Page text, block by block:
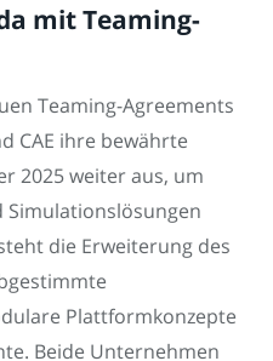
mit Teaming-
Teaming-Agreements
CAE ihre bewährte
2025 weiter aus, um
Simulationslösungen
die Erweiterung des
Plattformkonzepte
Beide Unternehmen